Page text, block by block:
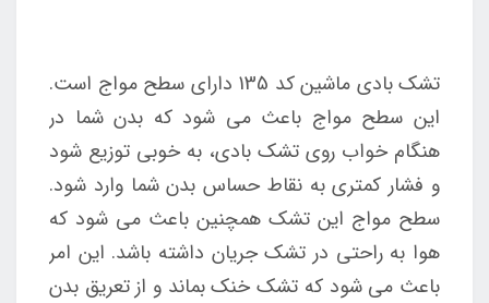
تشک بادی ماشین کد 135 دارای سطح مواج است.
این سطح مواج باعث می شود که بدن شما در
هنگام خواب روی تشک بادی، به خوبی توزیع شود
و فشار کمتری به نقاط حساس بدن شما وارد شود.
سطح مواج این تشک همچنین باعث می شود که
هوا به راحتی در تشک جریان داشته باشد. این امر
باعث می شود که تشک خنک بماند و از تعریق بدن